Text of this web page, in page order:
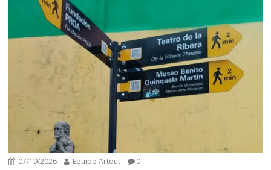
07/19/2026 Equipo Artout 0